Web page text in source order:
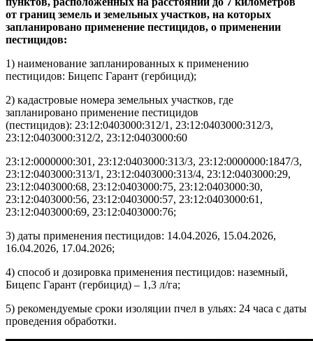
от границ земель и земельных участков, на которых
запланировано применение пестицидов, о применении
пестицидов:
1) наименование запланированных к применению
пестицидов: Бицепс Гарант (гербицид);
2) кадастровые номера земельных участков, где
запланировано применение пестицидов
(пестицидов): 23:12:0403000:312/1, 23:12:0403000:312/3,
23:12:0403000:312/2, 23:12:0403000:60
23:12:0000000:301, 23:12:0403000:313/3, 23:12:0000000:1847/3,
23:12:0403000:313/1, 23:12:0403000:313/4, 23:12:0403000:29,
23:12:0403000:68, 23:12:0403000:75, 23:12:0403000:30,
23:12:0403000:56, 23:12:0403000:57, 23:12:0403000:61,
23:12:0403000:69, 23:12:0403000:76;
3) даты применения пестицидов: 14.04.2026, 15.04.2026,
16.04.2026, 17.04.2026;
4) способ и дозировка применения пестицидов: наземный,
Бицепс Гарант (гербицид) – 1,3 л/га;
5) рекомендуемые сроки изоляции пчел в ульях: 24 часа с даты
проведения обработки.